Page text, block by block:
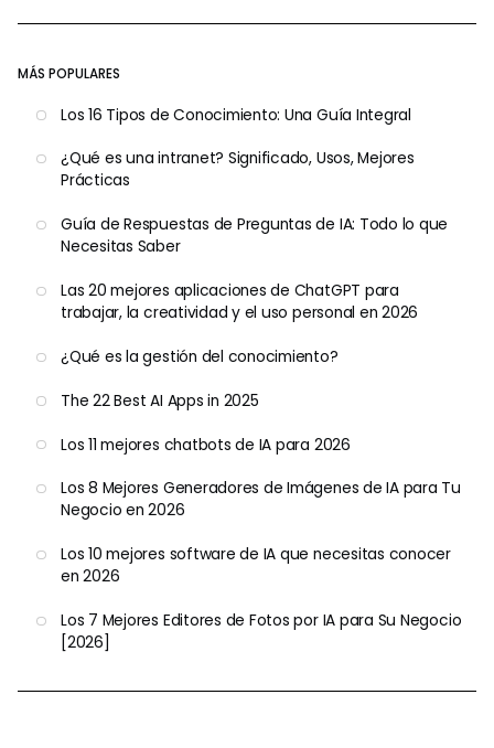
MÁS POPULARES
Los 16 Tipos de Conocimiento: Una Guía Integral
¿Qué es una intranet? Significado, Usos, Mejores
Prácticas
Guía de Respuestas de Preguntas de IA: Todo lo que
Necesitas Saber
Las 20 mejores aplicaciones de ChatGPT para
trabajar, la creatividad y el uso personal en 2026
¿Qué es la gestión del conocimiento?
The 22 Best AI Apps in 2025
Los 11 mejores chatbots de IA para 2026
Los 8 Mejores Generadores de Imágenes de IA para Tu
Negocio en 2026
Los 10 mejores software de IA que necesitas conocer
en 2026
Los 7 Mejores Editores de Fotos por IA para Su Negocio
[2026]